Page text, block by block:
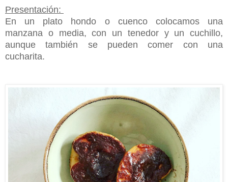
Presentación:
En un plato hondo o cuenco colocamos una
manzana o media, con un tenedor y un cuchillo,
aunque también se pueden comer con una
cucharita.